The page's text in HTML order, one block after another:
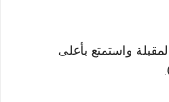
واستمتع بأعلى